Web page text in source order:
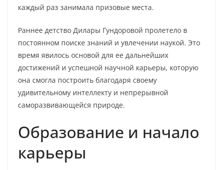
каждый раз занимала призовые места.
Раннее детство Дилары Гундоровой пролетело в
постоянном поиске знаний и увлечении наукой. Это
время явилось основой для ее дальнейших
достижений и успешной научной карьеры, которую
она смогла построить благодаря своему
удивительному интеллекту и непрерывной
саморазвивающейся природе.
Образование и начало
карьеры